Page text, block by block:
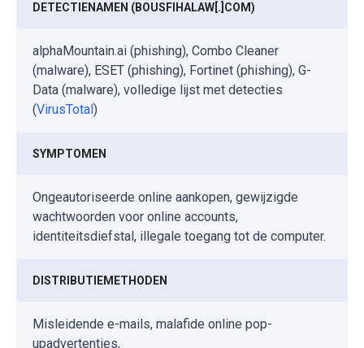
DETECTIENAMEN (BOUSFIHALAW[.]COM)
alphaMountain.ai (phishing), Combo Cleaner
(malware), ESET (phishing), Fortinet (phishing), G-
Data (malware), volledige lijst met detecties
(VirusTotal )
SYMPTOMEN
Ongeautoriseerde online aankopen, gewijzigde
wachtwoorden voor online accounts,
identiteitsdiefstal, illegale toegang tot de computer.
DISTRIBUTIEMETHODEN
Misleidende e-mails, malafide online pop-
upadvertenties,